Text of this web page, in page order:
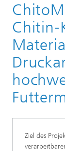
Projekte
Chitin-
Ziel des